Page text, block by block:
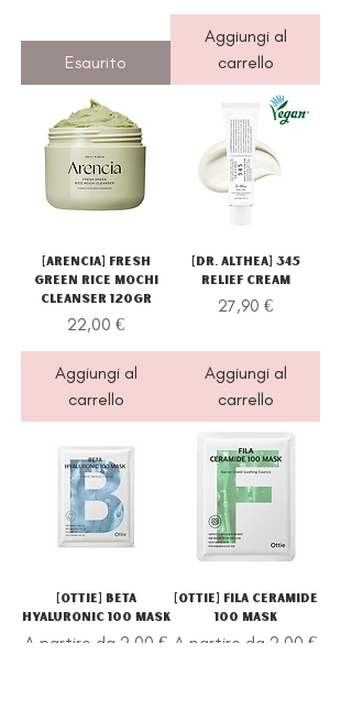
Esaurito
Aggiungi al
carrello
[Arencia] Fresh
Green Rice Mochi
Cleanser 120gr
Prezzo
22,00 €
Aggiungi al
carrello
[Dr. Althea] 345
Relief Cream
Prezzo
27,90 €
Aggiungi al
carrello
[Ottie] Beta
Hyaluronic 100 Mask
A partire da 2,00 €
Prezzo scontato
[Ottie] Fila Ceramide
100 Mask
A partire da 2,00 €
Prezzo scontato